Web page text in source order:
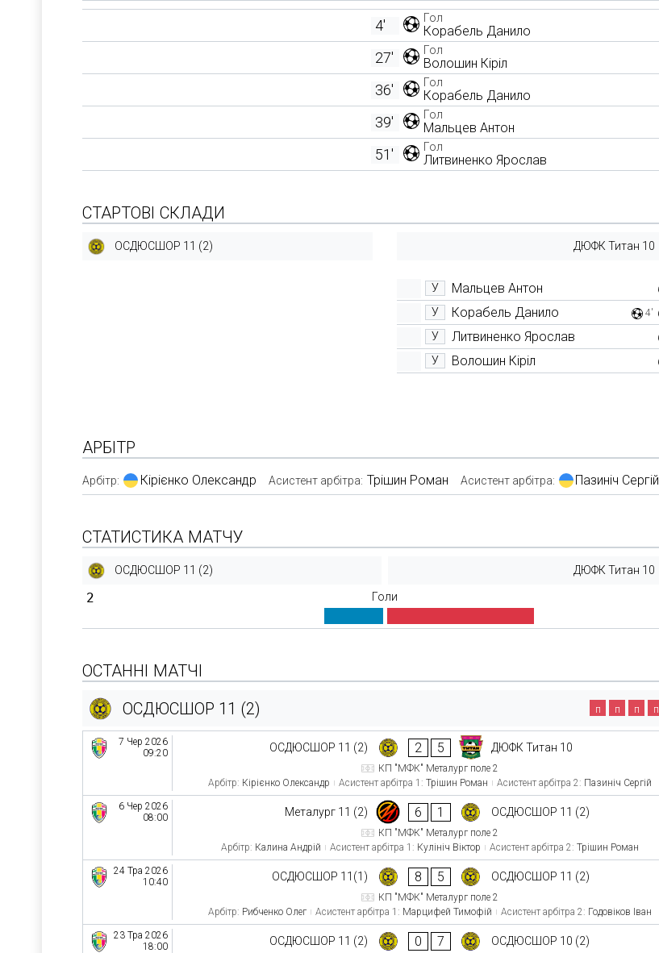
4' Гол
Корабель Данило
27' Гол
Волошин Кіріл
36' Гол
Корабель Данило
39' Гол
Мальцев Антон
51' Гол
Литвиненко Ярослав
СТАРТОВІ СКЛАДИ
ОСДЮСШОР 11 (2) ДЮФК Титан 10
У Мальцев Антон
У Корабель Данило 4'
У Литвиненко Ярослав
У Волошин Кіріл
АРБІТР
Арбітр: Кірієнко Олександр Асистент арбітра: Трішин Роман Асистент арбітра: Пазиніч Сергій
СТАТИСТИКА МАТЧУ
ОСДЮСШОР 11 (2) ДЮФК Титан 10
2 Голи
ОСТАННІ МАТЧІ
ОСДЮСШОР 11 (2)
п п п п
7 Чер 2026
09:20
ОСДЮСШОР 11 (2) 2 5 ДЮФК Титан 10
КП "МФК" Металург поле 2
Арбітр: Кірієнко Олександр Асистент арбітра 1: Трішин Роман Асистент арбітра 2: Пазиніч Сергій
6 Чер 2026
08:00
Металург 11 (2) 6 1 ОСДЮСШОР 11 (2)
КП "МФК" Металург поле 2
Арбітр: Калина Андрій Асистент арбітра 1: Кулініч Віктор Асистент арбітра 2: Трішин Роман
24 Тра 2026
10:40
ОСДЮСШОР 11(1) 8 5 ОСДЮСШОР 11 (2)
КП "МФК" Металург поле 2
Арбітр: Рибченко Олег Асистент арбітра 1: Марцифей Тимофій Асистент арбітра 2: Годовіков Іван
23 Тра 2026
18:00
ОСДЮСШОР 11 (2) 0 7 ОСДЮСШОР 10 (2)